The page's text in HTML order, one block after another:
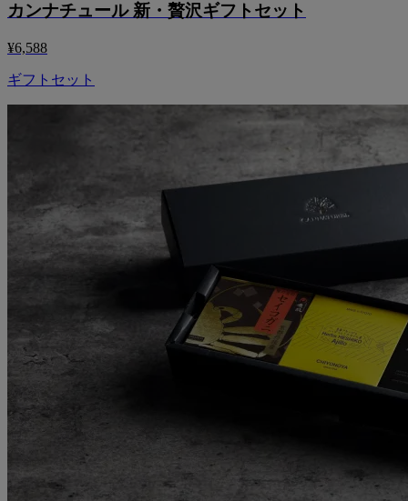
カンナチュール 新・贅沢ギフトセット
¥6,588
ギフトセット